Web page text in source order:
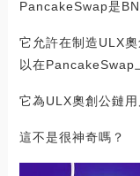
PancakeSwap是
它允許在制造ULX
以在PancakeSwap
它為ULX奧創公鏈用
這不是很神奇嗎？